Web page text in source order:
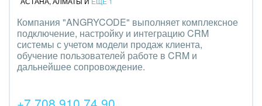
Компания "ANGRYCODE" выполняет комплексное
подключение, настройку и интеграцию CRM
системы с учетом модели продаж клиента,
обучение пользователей работе в CRM и
дальнейшее сопровождение.